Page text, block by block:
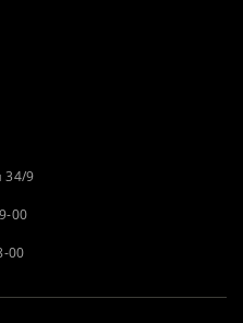
34/9
00
00